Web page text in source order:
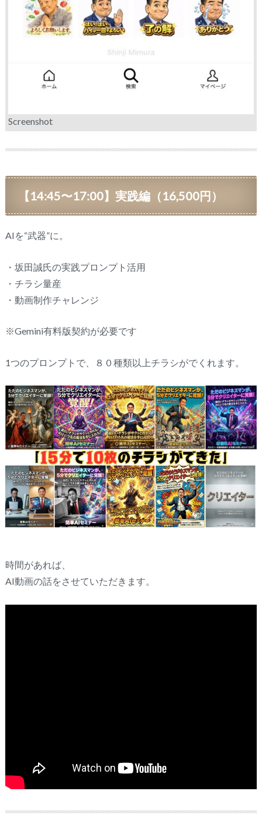
Screenshot
【14:45〜17:00】実践編（16,500円）
AIを“武器”に。
・坂田誠氏の実践プロンプト活用
・チラシ量産
・動画制作チャレンジ
※Gemini有料版契約が必要です
1つのプロンプトで、８０種類以上チラシがでくれます。
時間があれば、
AI動画の話をさせていただきます。